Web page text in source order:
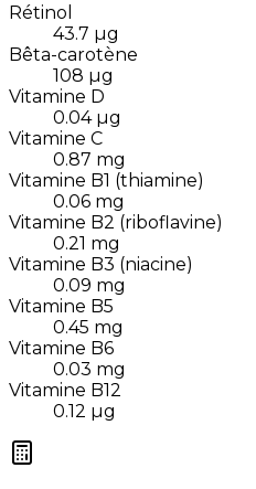
Rétinol
43.7 µg
Bêta-carotène
108 µg
Vitamine D
0.04 µg
Vitamine C
0.87 mg
Vitamine B1 (thiamine)
0.06 mg
Vitamine B2 (riboflavine)
0.21 mg
Vitamine B3 (niacine)
0.09 mg
Vitamine B5
0.45 mg
Vitamine B6
0.03 mg
Vitamine B12
0.12 µg